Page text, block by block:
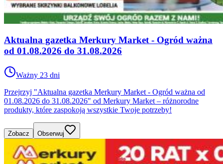
Aktualna gazetka Merkury Market - Ogród ważna
od 01.08.2026 do 31.08.2026
Ważny 23 dni
Przejrzyj "Aktualna gazetka Merkury Market - Ogród ważna od
01.08.2026 do 31.08.2026" od Merkury Market – różnorodne
produkty, które zaspokoją wszystkie Twoje potrzeby!
Zobacz Obserwuj